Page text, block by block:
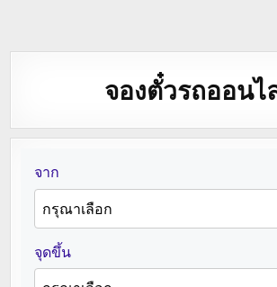
จองตั๋วรถออนไ